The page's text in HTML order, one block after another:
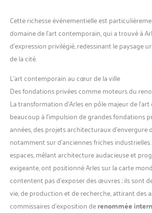
Cette richesse événementielle est
domaine de l’art contemporain, qui a trouvé à
d’expression privilégié, redessinant le paysage
de la cité.
L’art contemporain au cœur de la ville
Des fondations privées comme moteurs du
La transformation d’Arles en pôle majeur de
beaucoup à l’impulsion de grandes fondations
années, des projets architecturaux d’envergure
notamment sur d’anciennes friches
espaces, mêlant architecture audacieuse et
exigeante, ont positionné Arles sur la carte
contentent pas d’exposer des œuvres ; ils sont
vie, de production et de recherche, attirant des
commissaires d’exposition derenommée